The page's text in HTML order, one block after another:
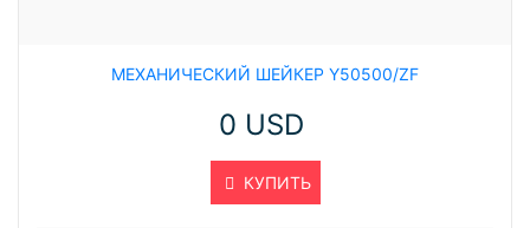
МЕХАНИЧЕСКИЙ ШЕЙКЕР Y50500/ZF
0 USD
КУПИТЬ